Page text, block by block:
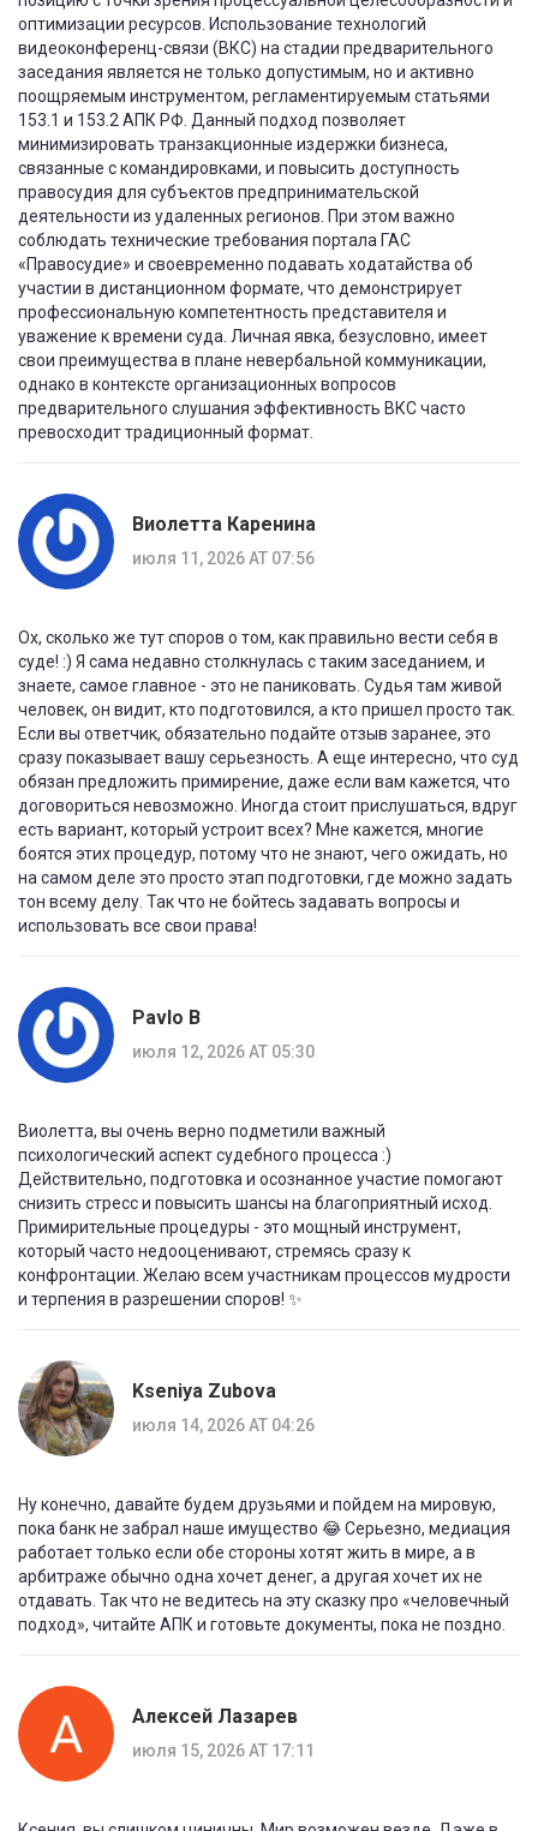
оптимизации ресурсов. Использование технологий
видеоконференц-связи (ВКС) на стадии предварительного
заседания является не только допустимым, но и активно
поощряемым инструментом, регламентируемым статьями
153.1 и 153.2 АПК РФ. Данный подход позволяет
минимизировать транзакционные издержки бизнеса,
связанные с командировками, и повысить доступность
правосудия для субъектов предпринимательской
деятельности из удаленных регионов. При этом важно
соблюдать технические требования портала ГАС
«Правосудие» и своевременно подавать ходатайства об
участии в дистанционном формате, что демонстрирует
профессиональную компетентность представителя и
уважение к времени суда. Личная явка, безусловно, имеет
свои преимущества в плане невербальной коммуникации,
однако в контексте организационных вопросов
предварительного слушания эффективность ВКС часто
превосходит традиционный формат.
Виолетта Каренина
июля 11, 2026 AT 07:56
Ох, сколько же тут споров о том, как правильно вести себя в
суде! :) Я сама недавно столкнулась с таким заседанием, и
знаете, самое главное - это не паниковать. Судья там живой
человек, он видит, кто подготовился, а кто пришел просто так.
Если вы ответчик, обязательно подайте отзыв заранее, это
сразу показывает вашу серьезность. А еще интересно, что суд
обязан предложить примирение, даже если вам кажется, что
договориться невозможно. Иногда стоит прислушаться, вдруг
есть вариант, который устроит всех? Мне кажется, многие
боятся этих процедур, потому что не знают, чего ожидать, но
на самом деле это просто этап подготовки, где можно задать
тон всему делу. Так что не бойтесь задавать вопросы и
использовать все свои права!
Pavlo B
июля 12, 2026 AT 05:30
Виолетта, вы очень верно подметили важный
психологический аспект судебного процесса :)
Действительно, подготовка и осознанное участие помогают
снизить стресс и повысить шансы на благоприятный исход.
Примирительные процедуры - это мощный инструмент,
который часто недооценивают, стремясь сразу к
конфронтации. Желаю всем участникам процессов мудрости
и терпения в разрешении споров! ✨
Kseniya Zubova
июля 14, 2026 AT 04:26
Ну конечно, давайте будем друзьями и пойдем на мировую,
пока банк не забрал наше имущество 😂 Серьезно, медиация
работает только если обе стороны хотят жить в мире, а в
арбитраже обычно одна хочет денег, а другая хочет их не
отдавать. Так что не ведитесь на эту сказку про «человечный
подход», читайте АПК и готовьте документы, пока не поздно.
Алексей Лазарев
июля 15, 2026 AT 17:11